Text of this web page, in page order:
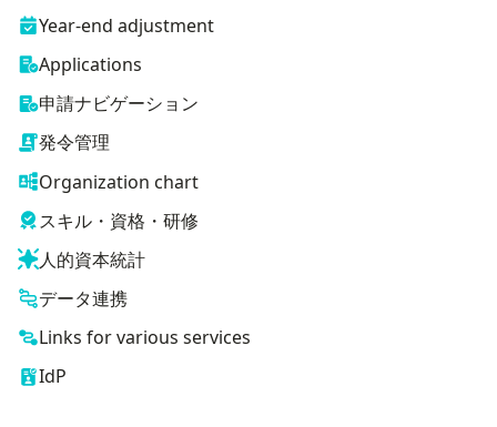
Year-end adjustment
Applications
申請ナビゲーション
発令管理
Organization chart
スキル・資格・研修
人的資本統計
データ連携
Links for various services
IdP